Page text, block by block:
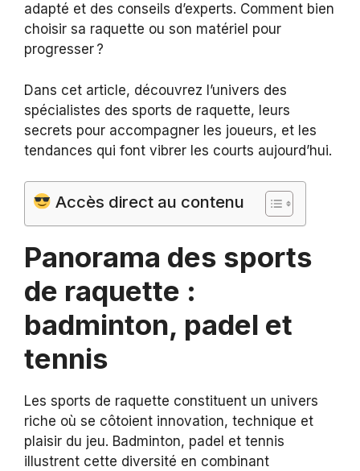
adapté et des conseils d’experts. Comment bien
choisir sa raquette ou son matériel pour
progresser ?
Dans cet article, découvrez l’univers des
spécialistes des sports de raquette, leurs
secrets pour accompagner les joueurs, et les
tendances qui font vibrer les courts aujourd’hui.
Accès direct au contenu
Panorama des sports
de raquette :
badminton, padel et
tennis
Les sports de raquette constituent un univers
riche où se côtoient innovation, technique et
plaisir du jeu. Badminton, padel et tennis
illustrent cette diversité en combinant